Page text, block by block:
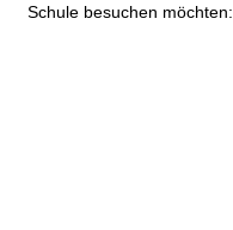
Schule besuchen möchten: